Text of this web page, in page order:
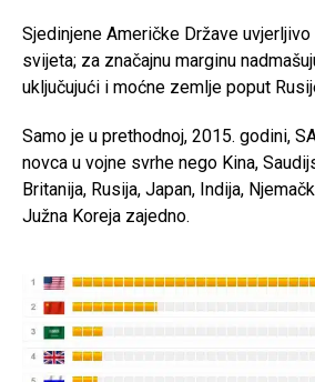
Sjedinjene Američke Države
svijeta; za značajnu marginu
uključujući i moćne zemlje poput
Samo je u prethodnoj, 2015. godini,
novca u vojne svrhe nego Kina,
Britanija, Rusija, Japan, Indija,
Južna Koreja zajedno.